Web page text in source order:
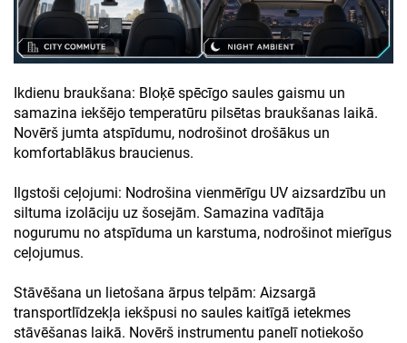
Ikdienu braukšana: Bloķē spēcīgo saules gaismu un
samazina iekšējo temperatūru pilsētas braukšanas laikā.
Novērš jumta atspīdumu, nodrošinot drošākus un
komfortablākus braucienus.
Ilgstoši ceļojumi: Nodrošina vienmērīgu UV aizsardzību un
siltuma izolāciju uz šosejām. Samazina vadītāja
nogurumu no atspīduma un karstuma, nodrošinot mierīgus
ceļojumus.
Stāvēšana un lietošana ārpus telpām: Aizsargā
transportlīdzekļa iekšpusi no saules kaitīgā ietekmes
stāvēšanas laikā. Novērš instrumentu panelī notiekošo